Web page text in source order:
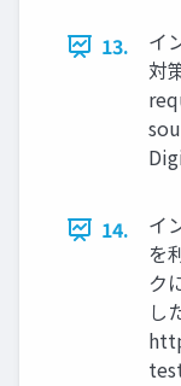
13.
イ
対
14.
イ
を
ク
し